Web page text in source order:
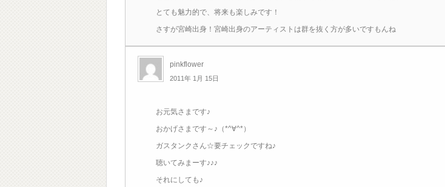
とても魅力的で、将来も楽しみです！
さすが宮崎出身！宮崎出身のアーティストは群を抜く方が多いですもんね
pinkflower
2011年 1月 15日
お元気さまです♪
おかげさまです～♪（*^∀^*）
ガスタンクさん☆要チェックですね♪
聴いてみまーす♪♪♪
それにしても♪